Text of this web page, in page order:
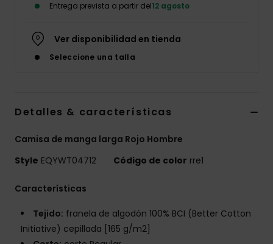
Entrega prevista a partir del12 agosto
Ver disponibilidad en tienda
Seleccione una talla
Detalles & características
Camisa de manga larga Rojo Hombre
Style EQYWT04712 Código de color rre1
Características
Tejido: franela de algodón 100% BCI (Better Cotton
Initiative) cepillada [165 g/m2]